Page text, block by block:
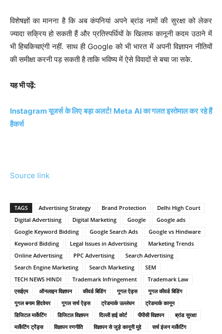
विशेषज्ञों का मानना है कि अब कंपनियां अपने ब्रांड नामों की सुरक्षा को लेकर
ज्यादा सक्रिय हो सकती हैं और प्रतिस्पर्धियों के खिलाफ कानूनी कदम उठाने में
भी हिचकिचाएंगी नहीं. साथ ही Google को भी भारत में अपनी विज्ञापन नीतियों
की समीक्षा करनी पड़ सकती है ताकि भविष्य में ऐसे विवादों से बचा जा सके.
यह भी पढ़ें:
Instagram यूजर्स के लिए बड़ा अलर्ट! Meta AI का गलत इस्तेमाल कर रहे हैं
हैकर्स
Source link
TAGS Advertising Strategy Brand Protection
Delhi High Court
Digital Advertising
Digital Marketing Google
Google ads
Google Keyword Bidding
Google Search Ads
Google vs Hindware
Keyword Bidding
Legal Issues in Advertising
Marketing Trends
Online Advertising
PPC Advertising
Search Advertising
Search Engine Marketing
Search Marketing
SEM
TECH NEWS HINDI
Trademark Infringement
Trademark Law
एसईएम
ऑनलाइन विज्ञापन कीवर्ड बिडिंग गूगल ऐड्स
गूगल कीवर्ड बिडिंग
गूगल बनाम हिंदवेयर
गूगल सर्च ऐड्स ट्रेडमार्क उल्लंघन
ट्रेडमार्क कानून
डिजिटल मार्केटिंग
डिजिटल विज्ञापन दिल्ली हाई कोर्ट पीपीसी विज्ञापन
ब्रांड सुरक्षा
मार्केटिंग ट्रेंड्स
विज्ञापन रणनीति विज्ञापन से जुड़े कानूनी मुद्दे सर्च इंजन मार्केटिंग